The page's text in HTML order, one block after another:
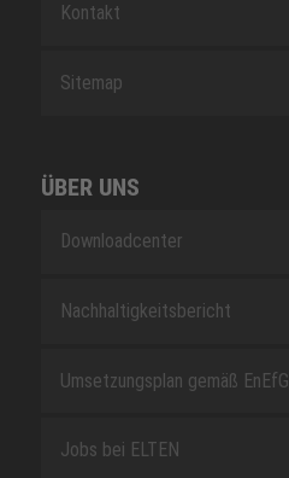
Kontakt
Sitemap
ÜBER UNS
Downloadcenter
Nachhaltigkeitsbericht
Umsetzungsplan gemäß EnEfG
Jobs bei ELTEN